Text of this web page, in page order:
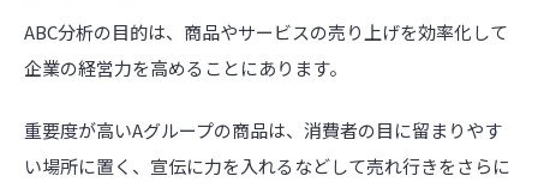
ABC分析の目的は、商品やサービスの売り上げを効率化して
企業の経営力を高めることにあります。
重要度が高いAグループの商品は、消費者の目に留まりやす
い場所に置く、宣伝に力を入れるなどして売れ行きをさらに